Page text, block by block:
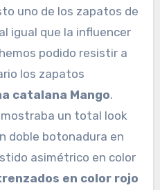
uno de los zapatos de
igual que la influencer
podido resistir a
los zapatos
catalana Mango.
un total look
doble botonadura en
asimétrico en color
en color rojo